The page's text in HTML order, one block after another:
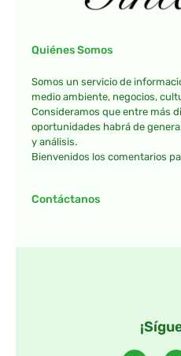
Quiénes Somos
Somos un servicio de
medio ambiente, negocios,
Consideramos que entre más
oportunidades habrá de
y análisis.
Bienvenidos los comentarios
Contáctanos